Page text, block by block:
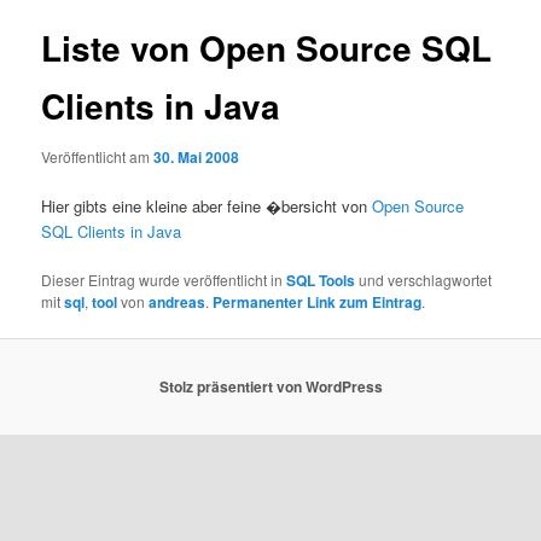
Liste von Open Source SQL
Clients in Java
Veröffentlicht am30. Mai 2008
Hier gibts eine kleine aber feine �bersicht vonOpen Source
SQL Clients in Java
Dieser Eintrag wurde veröffentlicht inSQL Toolsund verschlagwortet
mitsql,toolvonandreas. Permanenter Link zum Eintrag.
Stolz präsentiert von WordPress